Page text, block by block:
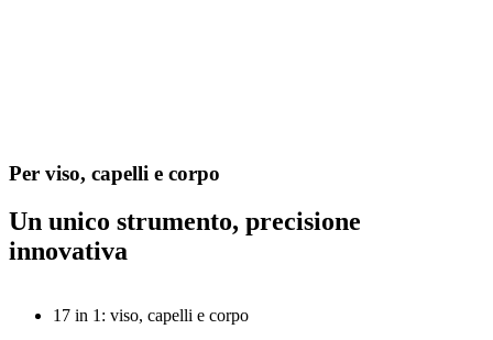
Per viso, capelli e corpo
Un unico strumento, precisione
innovativa
17 in 1: viso, capelli e corpo